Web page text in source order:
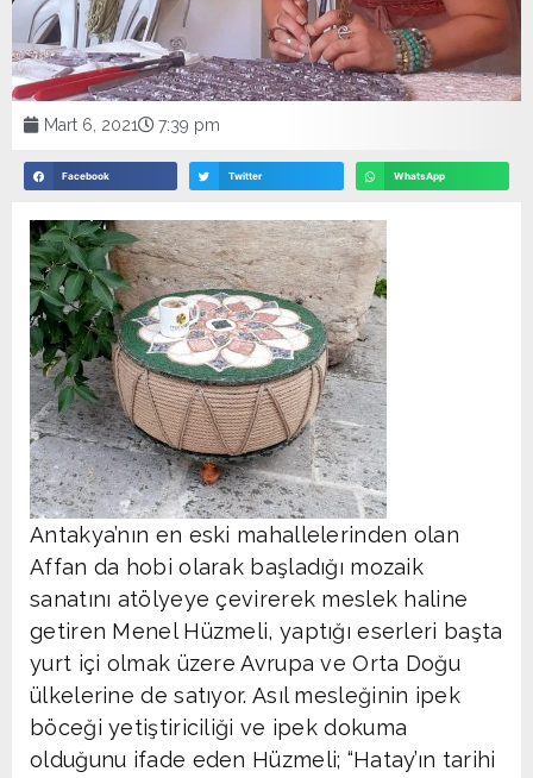
Mart 6, 2021 7:39 pm
Facebook Twitter WhatsApp
Antakya’nın en eski mahallelerinden olan
Affan da hobi olarak başladığı mozaik
sanatını atölyeye çevirerek meslek haline
getiren Menel Hüzmeli, yaptığı eserleri başta
yurt içi olmak üzere Avrupa ve Orta Doğu
ülkelerine de satıyor. Asıl mesleğinin ipek
böceği yetiştiriciliği ve ipek dokuma
olduğunu ifade eden Hüzmeli; “Hatay’ın tarihi